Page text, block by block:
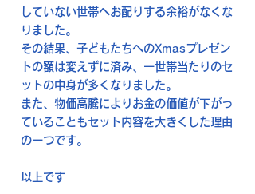
していない世帯へお配りする余裕がなくな
りました。
その結果、子どもたちへのXmasプレゼン
トの額は変えずに済み、一世帯当たりのセ
ットの中身が多くなりました。
また、物価高騰によりお金の価値が下がっ
ていることもセット内容を大きくした理由
の一つです。
以上です